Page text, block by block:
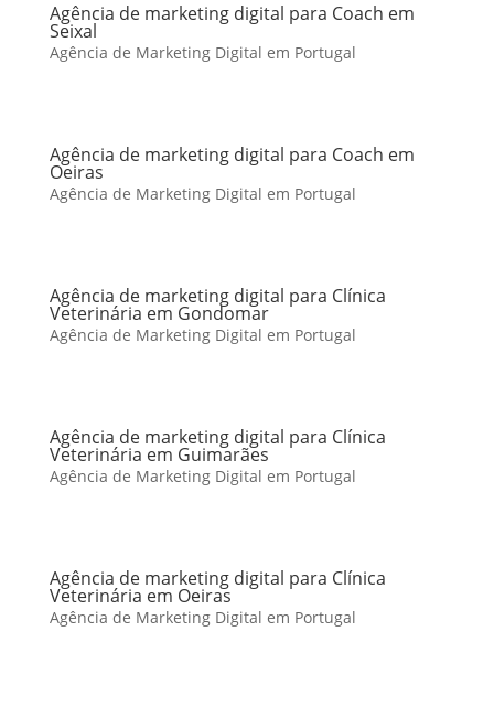
Agência de marketing digital para Coach em
Seixal
Agência de Marketing Digital em Portugal
Agência de marketing digital para Coach em
Oeiras
Agência de Marketing Digital em Portugal
Agência de marketing digital para Clínica
Veterinária em Gondomar
Agência de Marketing Digital em Portugal
Agência de marketing digital para Clínica
Veterinária em Guimarães
Agência de Marketing Digital em Portugal
Agência de marketing digital para Clínica
Veterinária em Oeiras
Agência de Marketing Digital em Portugal